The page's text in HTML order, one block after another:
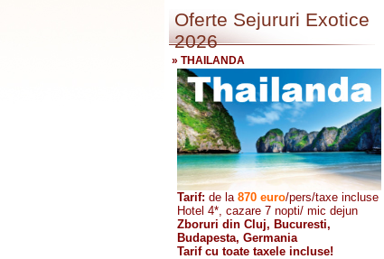
Oferte Sejururi Exotice
2026
» THAILANDA
Tarif: de la 870 euro/pers/taxe incluse
Hotel 4*, cazare 7 nopti/ mic dejun
Zboruri din Cluj, Bucuresti,
Budapesta, Germania
Tarif cu toate taxele incluse!